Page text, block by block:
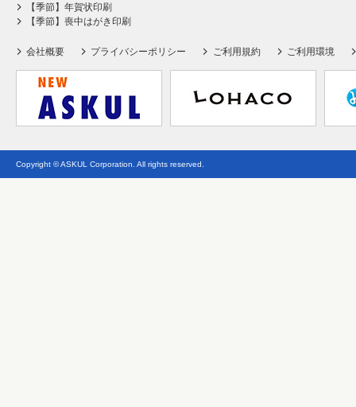
【季節】年賀状印刷
【季節】喪中はがき印刷
会社概要 プライバシーポリシー ご利用規約 ご利用環境
Copyright © ASKUL Corporation. All rights reserved.